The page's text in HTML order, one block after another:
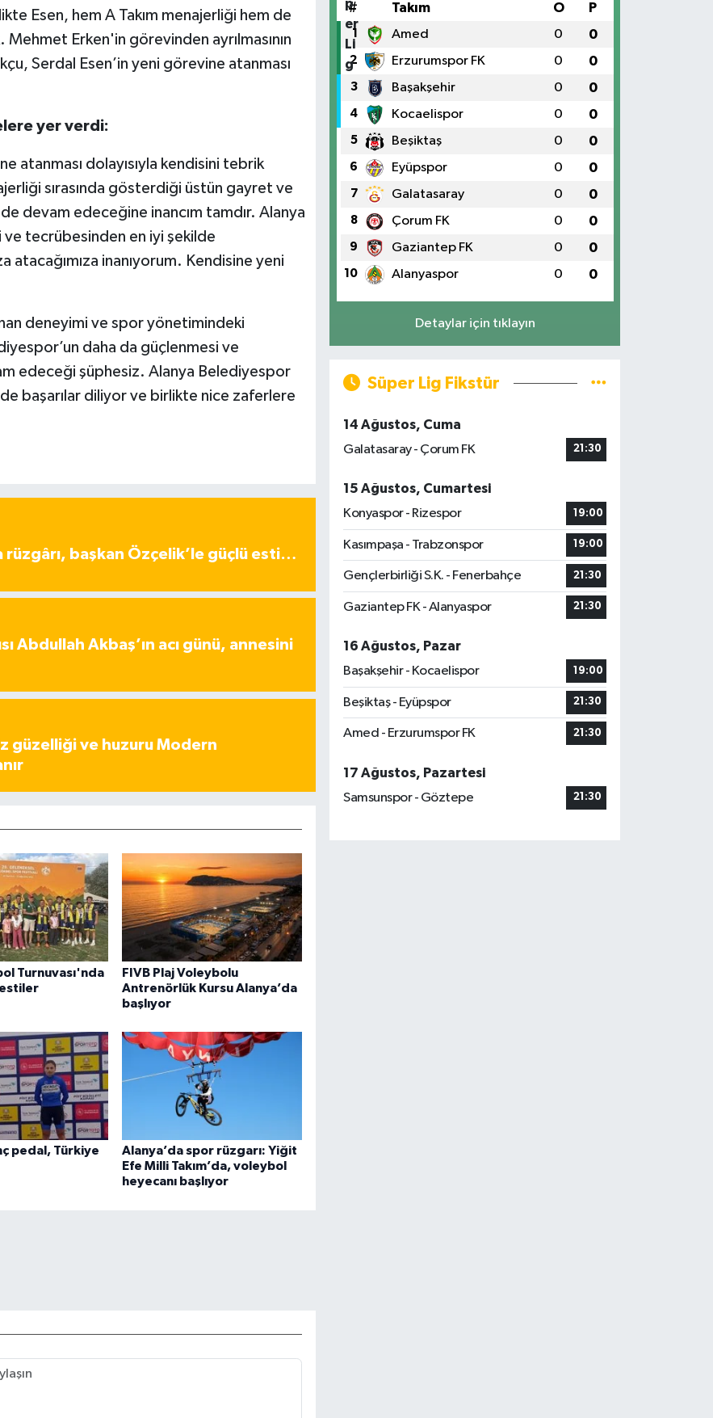
Esen, hem A Takım menajerliği hem de
Erken'in görevinden ayrılmasının
Serdal Esen’in yeni görevine atanması
yer verdi:
atanması dolayısıyla kendisini tebrik
sırasında gösterdiği üstün gayret ve
devam edeceğine inancım tamdır. Alanya
ve tecrübesinden en iyi şekilde
atacağımıza inanıyorum. Kendisine yeni
deneyimi ve spor yönetimindeki
daha da güçlenmesi ve
edeceği şüphesiz. Alanya Belediyespor
başarılar diliyor ve birlikte nice zaferlere
rüzgârı, başkan Özçelik’le güçlü esti…
Abdullah Akbaş’ın acı günü, annesini
güzelliği ve huzuru Modern
Turnuvası'nda
FIVB Plaj Voleybolu
Antrenörlük Kursu Alanya’da
başlıyor
pedal, Türkiye
Alanya’da spor rüzgarı: Yiğit
Efe Milli Takım’da, voleybol
heyecanı başlıyor
# Takım O P
1 Amed 0 0
2 Erzurumspor FK 0 0
3 Başakşehir 0 0
4 Kocaelispor 0 0
5 Beşiktaş 0 0
6 Eyüpspor 0 0
7 Galatasaray 0 0
8 Çorum FK 0 0
9 Gaziantep FK 0 0
10 Alanyaspor 0 0
Detaylar için tıklayın
Süper Lig Fikstür
14 Ağustos, Cuma
Galatasaray - Çorum FK
21:30
15 Ağustos, Cumartesi
Konyaspor - Rizespor
19:00
Kasımpaşa - Trabzonspor 19:00
Gençlerbirliği S.K. - Fenerbahçe 21:30
Gaziantep FK - Alanyaspor 21:30
16 Ağustos, Pazar
Başakşehir - Kocaelispor
19:00
Beşiktaş - Eyüpspor 21:30
Amed - Erzurumspor FK 21:30
17 Ağustos, Pazartesi
Samsunspor - Göztepe
21:30